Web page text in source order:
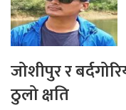
जोशीपुर र
ठुलो क्षति